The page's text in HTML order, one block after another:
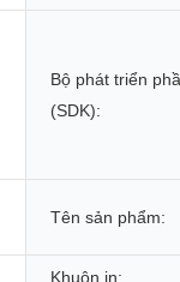
Bộ phát triển
(SDK):
Tên sản phẩm:
Khuôn in: